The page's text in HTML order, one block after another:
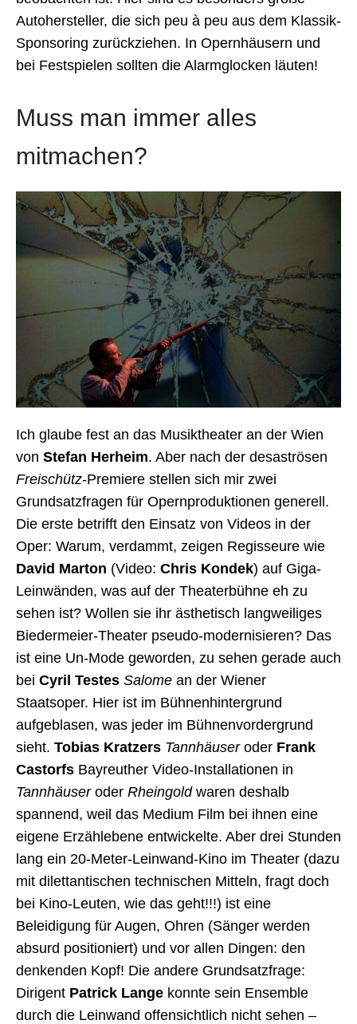
Autohersteller, die sich peu à peu aus dem Klassik-
Sponsoring zurückziehen. In Opernhäusern und
bei Festspielen sollten die Alarmglocken läuten!
Muss man immer alles
mitmachen?
Ich glaube fest an das Musiktheater an der Wien
von Stefan Herheim. Aber nach der desaströsen
Freischütz-Premiere stellen sich mir zwei
Grundsatzfragen für Opernproduktionen generell.
Die erste betrifft den Einsatz von Videos in der
Oper: Warum, verdammt, zeigen Regisseure wie
David Marton (Video: Chris Kondek) auf Giga-
Leinwänden, was auf der Theaterbühne eh zu
sehen ist? Wollen sie ihr ästhetisch langweiliges
Biedermeier-Theater pseudo-modernisieren? Das
ist eine Un-Mode geworden, zu sehen gerade auch
bei Cyril Testes Salome an der Wiener
Staatsoper. Hier ist im Bühnenhintergrund
aufgeblasen, was jeder im Bühnenvordergrund
sieht. Tobias Kratzers Tannhäuseroder Frank
Castorfs Bayreuther Video-Installationen in
Tannhäuseroder Rheingoldwaren deshalb
spannend, weil das Medium Film bei ihnen eine
eigene Erzählebene entwickelte. Aber drei Stunden
lang ein 20-Meter-Leinwand-Kino im Theater (dazu
mit dilettantischen technischen Mitteln, fragt doch
bei Kino-Leuten, wie das geht!!!) ist eine
Beleidigung für Augen, Ohren (Sänger werden
absurd positioniert) und vor allen Dingen: den
denkenden Kopf! Die andere Grundsatzfrage:
Dirigent Patrick Lange konnte sein Ensemble
durch die Leinwand offensichtlich nicht sehen –